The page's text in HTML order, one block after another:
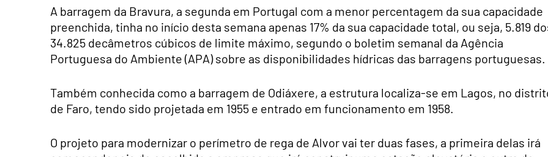
A barragem da Bravura, a segunda em Portugal com a menor percentagem da sua capacidade
preenchida, tinha no início desta semana apenas 17% da sua capacidade total, ou seja, 5.819
34.825 decâmetros cúbicos de limite máximo, segundo o boletim semanal da Agência
Portuguesa do Ambiente (APA) sobre as disponibilidades hídricas das barragens portuguesas.
Também conhecida como a barragem de Odiáxere, a estrutura localiza-se em Lagos, no
de Faro, tendo sido projetada em 1955 e entrado em funcionamento em 1958.
O projeto para modernizar o perímetro de rega de Alvor vai ter duas fases, a primeira delas irá